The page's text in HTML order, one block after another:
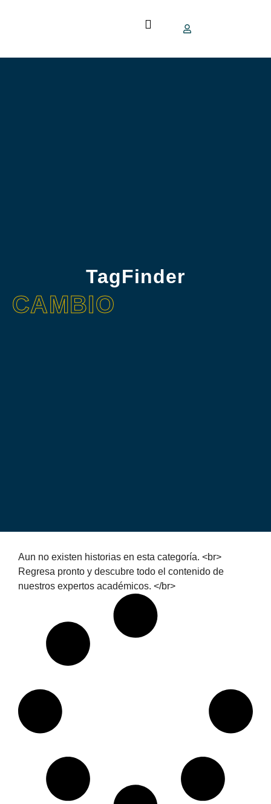
CAMBIO
TagFinder
Aun no existen historias en esta categoría. <br>
Regresa pronto y descubre todo el contenido de
nuestros expertos académicos. </br>